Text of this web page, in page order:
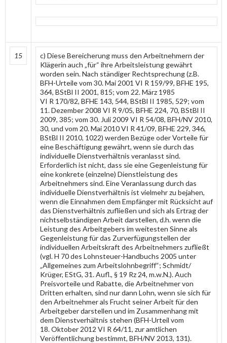
15
c) Diese Bereicherung muss den Arbeitnehmern der
Klägerin auch „für“ ihre Arbeitsleistung gewährt
worden sein. Nach ständiger Rechtsprechung (z.B.
BFH-Urteile vom 30. Mai 2001 VI R 159/99, BFHE 195,
364, BStBl II 2001, 815; vom 22. März 1985
VI R 170/82, BFHE 143, 544, BStBl II 1985, 529; vom
11. Dezember 2008 VI R 9/05, BFHE 224, 70, BStBl II
2009, 385; vom 30. Juli 2009 VI R 54/08, BFH/NV 2010,
30, und vom 20. Mai 2010 VI R 41/09, BFHE 229, 346,
BStBl II 2010, 1022) werden Bezüge oder Vorteile für
eine Beschäftigung gewährt, wenn sie durch das
individuelle Dienstverhältnis veranlasst sind.
Erforderlich ist nicht, dass sie eine Gegenleistung für
eine konkrete (einzelne) Dienstleistung des
Arbeitnehmers sind. Eine Veranlassung durch das
individuelle Dienstverhältnis ist vielmehr zu bejahen,
wenn die Einnahmen dem Empfänger mit Rücksicht auf
das Dienstverhältnis zufließen und sich als Ertrag der
nichtselbständigen Arbeit darstellen, d.h. wenn die
Leistung des Arbeitgebers im weitesten Sinne als
Gegenleistung für das Zurverfügungstellen der
individuellen Arbeitskraft des Arbeitnehmers zufließt
(vgl. H 70 des Lohnsteuer-Handbuchs 2005 unter
„Allgemeines zum Arbeitslohnbegriff“; Schmidt/
Krüger, EStG, 31. Aufl., § 19 Rz 24, m.w.N.). Auch
Preisvorteile und Rabatte, die Arbeitnehmer von
Dritten erhalten, sind nur dann Lohn, wenn sie sich für
den Arbeitnehmer als Frucht seiner Arbeit für den
Arbeitgeber darstellen und im Zusammenhang mit
dem Dienstverhältnis stehen (BFH-Urteil vom
18. Oktober 2012 VI R 64/11, zur amtlichen
Veröffentlichung bestimmt, BFH/NV 2013, 131).